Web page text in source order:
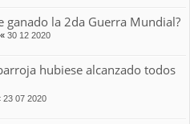
ganado la 2da Guerra Mundial?
« 30 12 2020
hubiese alcanzado todos
23 07 2020